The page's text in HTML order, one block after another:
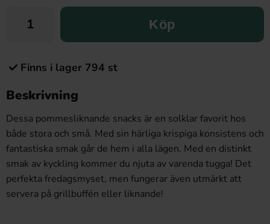
Köp
Finns i lager 794 st
Beskrivning
Dessa pommesliknande snacks är en solklar favorit hos
både stora och små. Med sin härliga krispiga konsistens och
fantastiska smak går de hem i alla lägen. Med en distinkt
smak av kyckling kommer du njuta av varenda tugga! Det
perfekta fredagsmyset, men fungerar även utmärkt att
servera på grillbuffén eller liknande!